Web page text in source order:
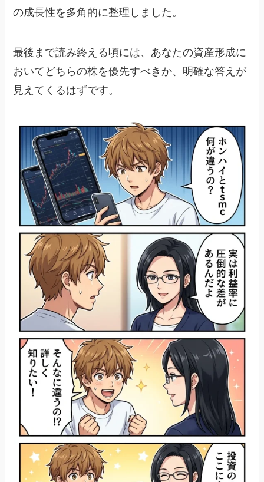
の成長性を多角的に整理しました。
最後まで読み終える頃には、あなたの資産形成に
おいてどちらの株を優先すべきか、明確な答えが
見えてくるはずです。